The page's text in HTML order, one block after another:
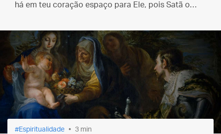
há em teu coração espaço para Ele, pois Satã o
Espiritualidade 3 min